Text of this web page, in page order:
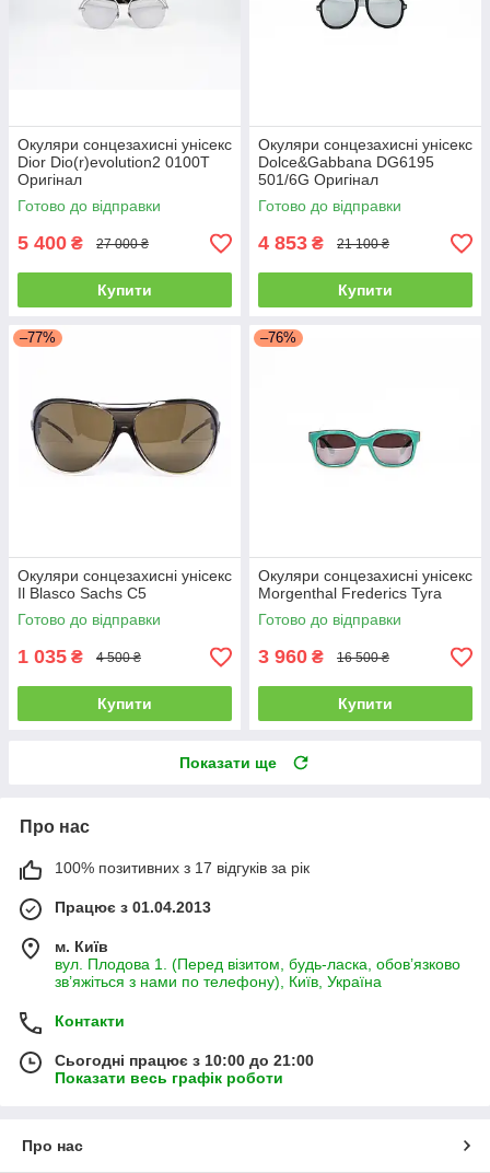
Окуляри сонцезахисні унісекс
Dior Dio(r)evolution2 0100T
Оригінал
Готово до відправки
5 400 ₴ 27 000 ₴
Купити
Окуляри сонцезахисні унісекс
Dolce&Gabbana DG6195
501/6G Оригінал
Готово до відправки
4 853 ₴ 21 100 ₴
Купити
–77%
Окуляри сонцезахисні унісекс
Il Blasco Sachs C5
Готово до відправки
1 035 ₴ 4 500 ₴
Купити
–76%
Окуляри сонцезахисні унісекс
Morgenthal Frederics Tyra
Готово до відправки
3 960 ₴ 16 500 ₴
Купити
Показати ще
Про нас
100% позитивних з 17 відгуків за рік
Працює з 01.04.2013
м. Київ
вул. Плодова 1. (Перед візитом, будь-ласка, обов’язково
зв’яжіться з нами по телефону), Київ, Україна
Контакти
Сьогодні працює з 10:00 до 21:00
Показати весь графік роботи
Про нас